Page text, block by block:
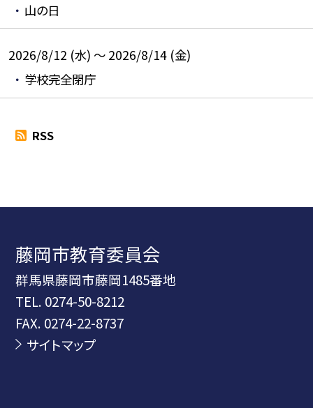
山の日
2026/8/12 (水) ～ 2026/8/14 (金)
学校完全閉庁
RSS
藤岡市教育委員会
群馬県藤岡市藤岡1485番地
TEL. 0274-50-8212
FAX. 0274-22-8737
サイトマップ